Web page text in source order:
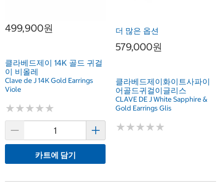
499,900원
클라베드제이 14K 골드 귀걸
이 비올레
Clave de J 14K Gold Earrings
Viole
★★★★★
★★★★★
카트에 담기
더 많은 옵션
579,000원
클라베드제이화이트사파이
어골드귀걸이글리스
CLAVE DE J White Sapphire &
Gold Earrings Glis
★★★★★
★★★★★